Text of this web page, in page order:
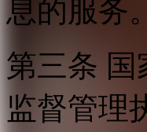
息的服务。
第三条
监督管理